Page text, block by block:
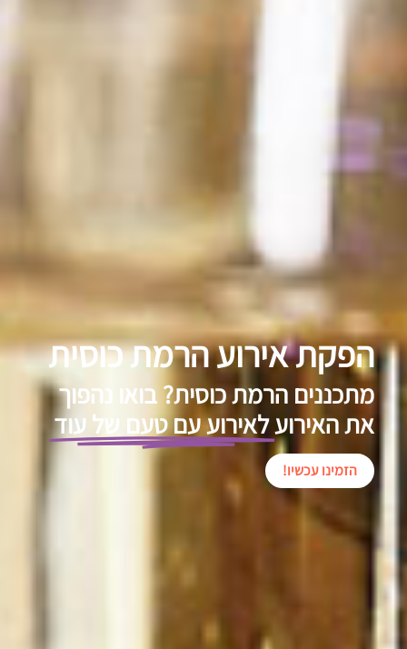
הפקת אירוע הרמת כוסית
מתכננים הרמת כוסית? בואו נהפוך
את האירועלאירוע עם טעם של עוד
הזמינו עכשיו!